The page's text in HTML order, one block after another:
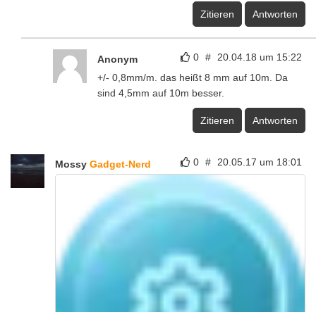
Zitieren Antworten
0 # 20.04.18 um 15:22
Anonym
+/- 0,8mm/m. das heißt 8 mm auf 10m. Da
sind 4,5mm auf 10m besser.
Zitieren Antworten
0 # 20.05.17 um 18:01
Mossy Gadget-Nerd